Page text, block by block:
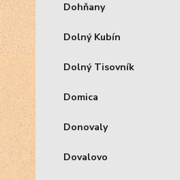
Dohňany
Dolný Kubín
Dolný Tisovník
Domica
Donovaly
Dovalovo